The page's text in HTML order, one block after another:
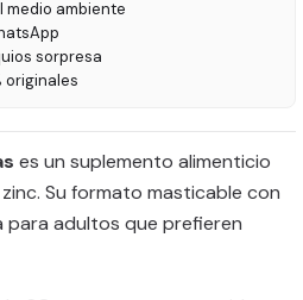
medio ambiente
sorpresa
originales
es un suplemento alimenticio
Su formato masticable con
adultos que prefieren